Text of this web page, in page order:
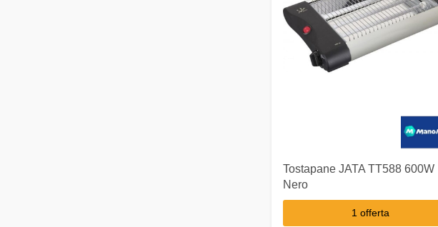
Tostapane JATA TT588 600W
Nero
1 offerta